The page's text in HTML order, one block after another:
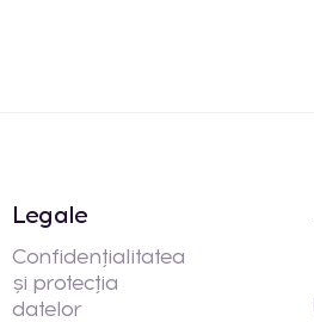
Legale
Confidențialitatea
și protecția
datelor